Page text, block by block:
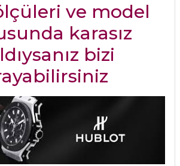
ve model
karasız
bizi